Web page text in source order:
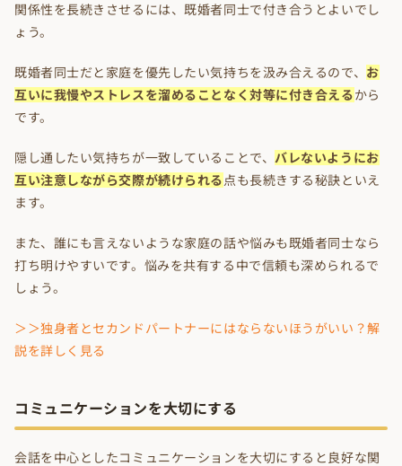
関係性を長続きさせるには、既婚者同士で付き合うとよいでし
ょう。
既婚者同士だと家庭を優先したい気持ちを汲み合えるので、 お
互いに我慢やストレスを溜めることなく対等に付き合えるから
です。
隠し通したい気持ちが一致していることで、 バレないようにお
互い注意しながら交際が続けられる 点も長続きする秘訣といえ
ます。
また、誰にも言えないような家庭の話や悩みも既婚者同士なら
打ち明けやすいです。悩みを共有する中で信頼も深められるで
しょう。
＞＞独身者とセカンドパートナーにはならないほうがいい？解
説を詳しく見る
コミュニケーションを大切にする
会話を中心としたコミュニケーションを大切にすると良好な関